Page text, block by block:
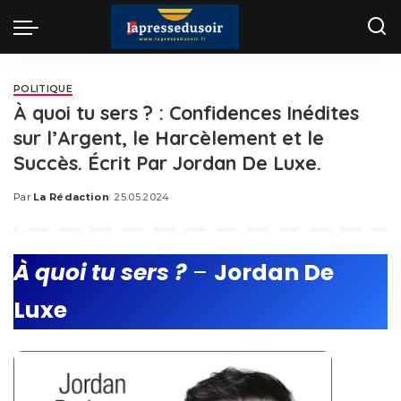
POLITIQUE
À quoi tu sers ? : Confidences Inédites
sur l’Argent, le Harcèlement et le
Succès. Écrit Par Jordan De Luxe.
Posted
Par La Rédaction 25.05.2024
À quoi tu sers ?– Jordan De
Luxe